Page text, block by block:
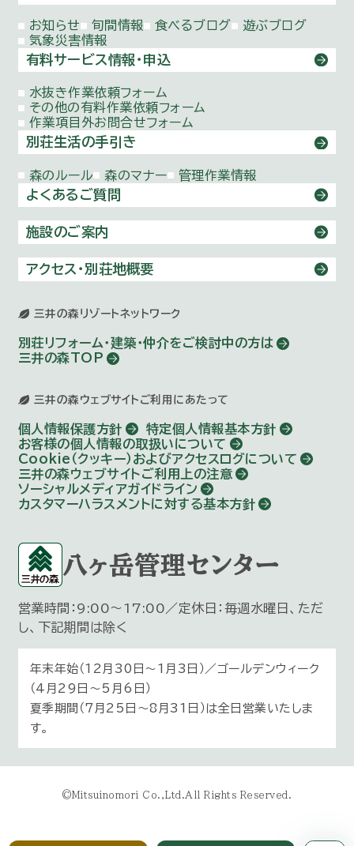
お知らせ 旬間情報 食べるブログ
遊ぶブログ
気象災害情報
有料サービス情報・申込
水抜き作業依頼フォーム
その他の有料作業依頼フォーム
作業項目外お問合せフォーム
別荘生活の手引き
森のルール 森のマナー 管理作業情報
よくあるご質問
施設のご案内
アクセス・別荘地概要
三井の森リゾートネットワーク
別荘リフォーム・建築・仲介をご検討中の方は
三井の森TOP
三井の森ウェブサイトご利用にあたって
個人情報保護方針
特定個人情報基本方針
お客様の個人情報の取扱いについて
Cookie（クッキー）およびアクセスログについて
三井の森ウェブサイトご利用上の注意
ソーシャルメディアガイドライン
カスタマーハラスメントに対する基本方針
八ヶ岳管理センター
営業時間：9:00～17:00／定休日：毎週水曜日、ただ
し、下記期間は除く
年末年始（12月30日〜1月3日）／ゴールデンウィーク
（4月29日～5月6日）
夏季期間（7月25日～8月31日）は全日営業いたしま
す。
©Mitsuinomori Co.,Ltd.All Rights Reserved.